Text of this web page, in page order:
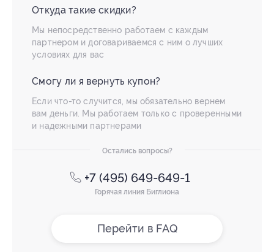
Откуда такие скидки?
Мы непосредственно работаем с каждым
партнером и договариваемся с ним о лучших
условиях для вас
Смогу ли я вернуть купон?
Если что-то случится, мы обязательно вернем
вам деньги. Мы работаем только с проверенными
и надежными партнерами
Остались вопросы?
+7 (495) 649-649-1
Горячая линия Биглиона
Перейти в FAQ